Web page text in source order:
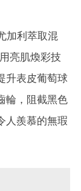
加利萃取混
亮肌煥彩技
升表皮葡萄球
輪，阻截黑色
人羨慕的無瑕